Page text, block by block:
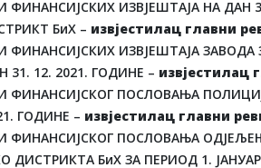
ИЗВЈЕШТАЈА НА ДАН
БиХ – извјестилац главни
ФИНАНСИЈСКИХ ИЗВЈЕШТАЈА
12. 2021. ГОДИНЕ – извјестилац
ФИНАНСИЈСКОГ ПОСЛОВАЊА
ГОДИНЕ – извјестилац главни
ФИНАНСИЈСКОГ ПОСЛОВАЊА
БиХ ЗА ПЕРИОД 1. ЈАНУАР